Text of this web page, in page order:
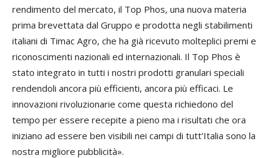
rendimento del mercato, il Top Phos, una nuova materia
prima brevettata dal Gruppo e prodotta negli stabilimenti
italiani di Timac Agro, che ha già ricevuto molteplici premi e
riconoscimenti nazionali ed internazionali. Il Top Phos è
stato integrato in tutti i nostri prodotti granulari speciali
rendendoli ancora più efficienti, ancora più efficaci. Le
innovazioni rivoluzionarie come questa richiedono del
tempo per essere recepite a pieno ma i risultati che ora
iniziano ad essere ben visibili nei campi di tutt’Italia sono la
nostra migliore pubblicità».